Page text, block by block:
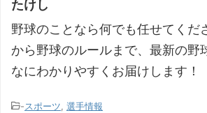
たけし
野球のことなら何でも任せてくだ
から野球のルールまで、最新の野
なにわかりやすくお届けします！
-スポーツ, 選手情報